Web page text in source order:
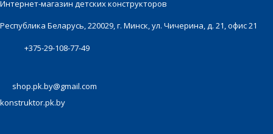
Интернет-магазин детских конструкторов
Республика Беларусь, 220029, г. Минск, ул. Чичерина, д. 21, офис 21
+375-29-108-77-49
shop.pk.by@gmail.com
konstruktor.pk.by